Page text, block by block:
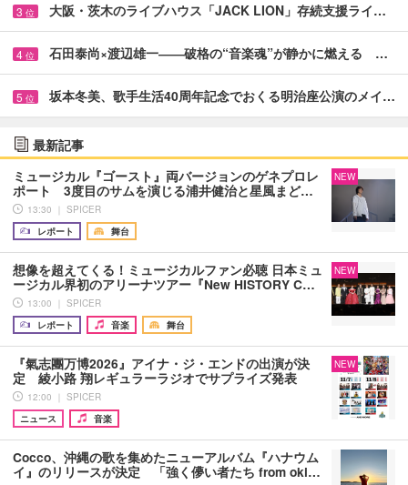
3 位 大阪・茨木のライブハウス「JACK LION」存続支援ライ…
4 位 石田泰尚×渡辺雄一――破格の“音楽魂”が静かに燃える …
5 位 坂本冬美、歌手生活40周年記念でおくる明治座公演のメイ…
最新記事
ミュージカル『ゴースト』両バージョンのゲネプロレ
ポート 3度目のサムを演じる浦井健治と星風まど…
13:30 ｜ SPICER
レポート
舞台
NEW
想像を超えてくる！ミュージカルファン必聴 日本ミュ
ージカル界初のアリーナツアー『New HISTORY C…
13:00 ｜ SPICER
レポート
音楽 舞台
NEW
『氣志團万博2026』アイナ・ジ・エンドの出演が決
定 綾小路 翔レギュラーラジオでサプライズ発表
12:00 ｜ SPICER
ニュース
音楽
NEW
Cocco、沖縄の歌を集めたニューアルバム『ハナウム
イ』のリリースが決定 「強く儚い者たち from oki…